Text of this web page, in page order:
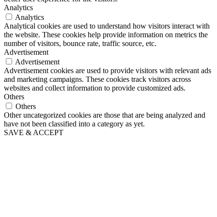
Analytics
Analytics
Analytical cookies are used to understand how visitors interact with
the website. These cookies help provide information on metrics the
number of visitors, bounce rate, traffic source, etc.
Advertisement
Advertisement
Advertisement cookies are used to provide visitors with relevant ads
and marketing campaigns. These cookies track visitors across
websites and collect information to provide customized ads.
Others
Others
Other uncategorized cookies are those that are being analyzed and
have not been classified into a category as yet.
SAVE & ACCEPT